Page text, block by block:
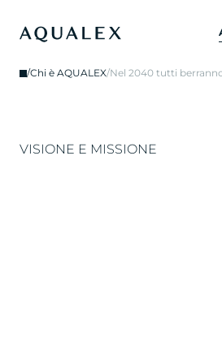
/Chi è AQUALEX/Nel 2040 tutti
VISIONE E MISSIONE